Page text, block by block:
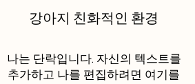
강아지 친화적인 환경
나는 단락입니다. 자신의 텍스트를
추가하고 나를 편집하려면 여기를